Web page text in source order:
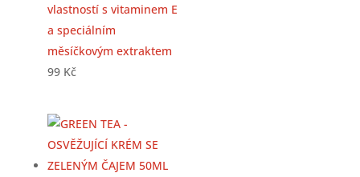
vlastností s vitaminem E
a speciálním
měsíčkovým extraktem
99 Kč